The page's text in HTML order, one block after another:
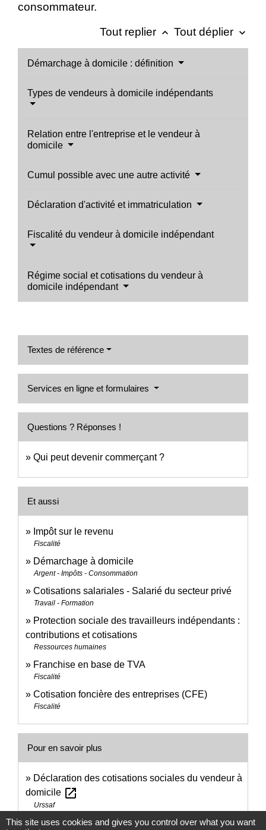
consommateur.
Tout replier keyboard_arrow_up Tout déplier keyboard_arrow_down
Démarchage à domicile : définition
Types de vendeurs à domicile indépendants
Relation entre l'entreprise et le vendeur à
domicile
Cumul possible avec une autre activité
Déclaration d'activité et immatriculation
Fiscalité du vendeur à domicile indépendant
Régime social et cotisations du vendeur à
domicile indépendant
Textes de référence
Services en ligne et formulaires
Questions ? Réponses !
Qui peut devenir commerçant ?
Et aussi
Impôt sur le revenu
Fiscalité
Démarchage à domicile
Argent - Impôts - Consommation
Cotisations salariales - Salarié du secteur privé
Travail - Formation
Protection sociale des travailleurs indépendants :
contributions et cotisations
Ressources humaines
Franchise en base de TVA
Fiscalité
Cotisation foncière des entreprises (CFE)
Fiscalité
Pour en savoir plus
Déclaration des cotisations sociales du vendeur à
domicile open_in_new
Urssaf
Exemples de calculs de cotisations sociales d'un
This site uses cookies and gives you control over what you want